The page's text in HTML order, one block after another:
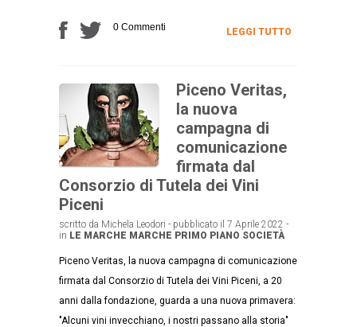
0 Commenti LEGGI TUTTO
Piceno Veritas,
la nuova
campagna di
comunicazione
firmata dal
Consorzio di Tutela dei Vini
Piceni
scritto da Michela Leodori - pubblicato il 7 Aprile 2022 -
in LE MARCHE MARCHE PRIMO PIANO SOCIETÀ
Piceno Veritas, la nuova campagna di comunicazione
firmata dal Consorzio di Tutela dei Vini Piceni, a 20
anni dalla fondazione, guarda a una nuova primavera:
"Alcuni vini invecchiano, i nostri passano alla storia"